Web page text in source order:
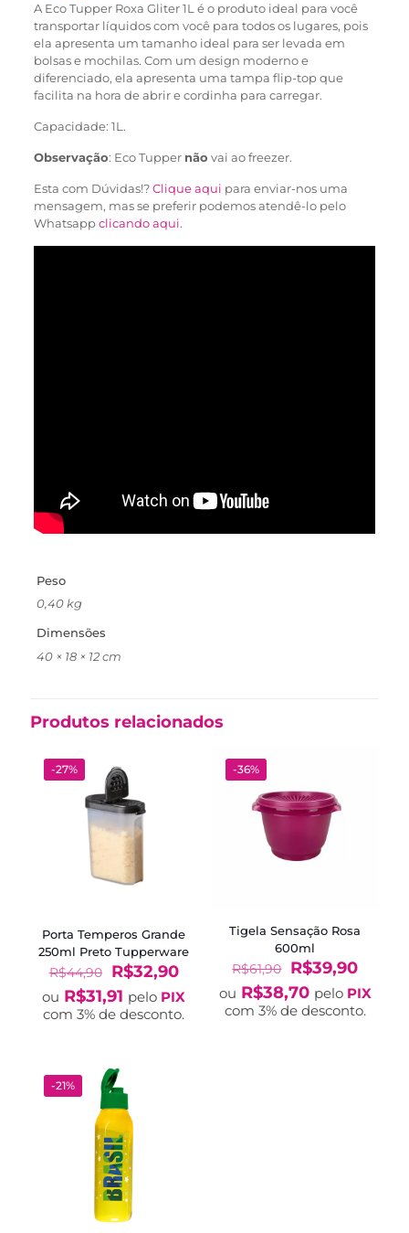
A Eco Tupper Roxa Gliter 1L é o produto ideal para você
transportar líquidos com você para todos os lugares, pois
ela apresenta um tamanho ideal para ser levada em
bolsas e mochilas. Com um design moderno e
diferenciado, ela apresenta uma tampa flip-top que
facilita na hora de abrir e cordinha para carregar.
Capacidade: 1L.
Observação: Eco Tupper não vai ao freezer.
Esta com Dúvidas!?Clique aqui para enviar-nos uma
mensagem, mas se preferir podemos atendê-lo pelo
Whatsappclicando aqui.
Peso
0,40 kg
Dimensões
40 × 18 × 12 cm
Produtos relacionados
-27%
Porta Temperos Grande
250ml Preto Tupperware
R$44,90
O
preço
original
era:
R$32,90O
preço
atual
é:
ou R$31,91 pelo PIX
com 3% de desconto.
-36%
Tigela Sensação Rosa
600ml
R$61,90 O
preço
original
era:
R$39,90O
preço
atual
é:
ou R$38,70 pelo PIX
com 3% de desconto.
-21%